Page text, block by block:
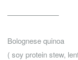
———————
Bolognese quinoa
( soy protein stew,